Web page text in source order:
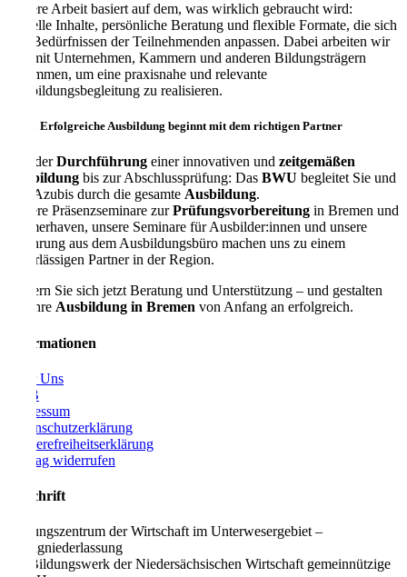
Unsere Arbeit basiert auf dem, was wirklich gebraucht wird:
aktuelle Inhalte, persönliche Beratung und flexible Formate, die sich
den Bedürfnissen der Teilnehmenden anpassen. Dabei arbeiten wir
eng mit Unternehmen, Kammern und anderen Bildungsträgern
zusammen, um eine praxisnahe und relevante
Ausbildungsbegleitung zu realisieren.
Fazit: Erfolgreiche Ausbildung beginnt mit dem richtigen Partner
Von derDurchführung einer innovativen und zeitgemäßen
Ausbildung bis zur Abschlussprüfung: Das BWU begleitet Sie und
Ihre Azubis durch die gesamte Ausbildung.
Unsere Präsenzseminare zurPrüfungsvorbereitung in Bremen und
Bremerhaven, unsere Seminare für Ausbilder:innen und unsere
Erfahrung aus dem Ausbildungsbüro machen uns zu einem
zuverlässigen Partner in der Region.
Sichern Sie sich jetzt Beratung und Unterstützung – und gestalten
Sie Ihre Ausbildung in Bremen von Anfang an erfolgreich.
Informationen
Über Uns
AGB
Impressum
Datenschutzerklärung
Barrierefreiheitserklärung
Vertrag widerrufen
Anschrift
Bildungszentrum der Wirtschaft im Unterwesergebiet –
Zweigniederlassung
der Bildungswerk der Niedersächsischen Wirtschaft gemeinnützige